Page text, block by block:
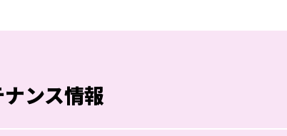
ンス情報